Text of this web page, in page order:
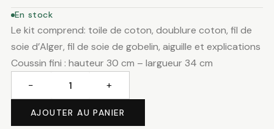
En stock
Le kit comprend: toile de coton, doublure coton, fil de
soie d’Alger, fil de soie de gobelin, aiguille et explications
Coussin fini : hauteur 30 cm – largueur 34 cm
Touche
− +
AJOUTER AU PANIER